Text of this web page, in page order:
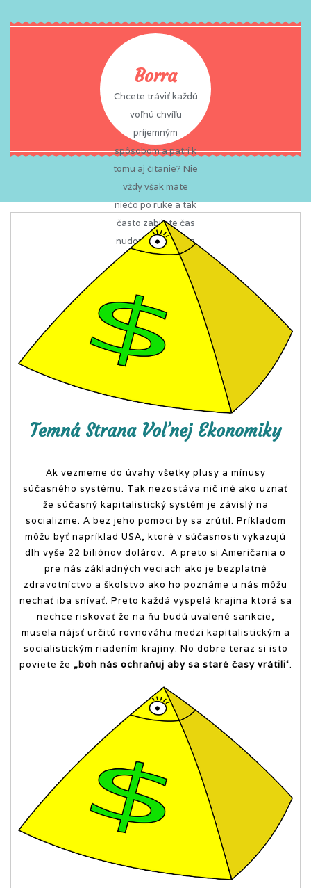
Borra
Chcete tráviť každú
voľnú chvíľu
príjemným
spôsobom a patrí k
tomu aj čítanie? Nie
vždy však máte
niečo po ruke a tak
často zabíjate čas
nudou? To sa vám
už nemôže stať,
pretože na vás vždy
a všade čaká
obsahovo nabitý
online magazín.
Temná Strana Voľnej Ekonomiky
Ak vezmeme do úvahy všetky plusy a mínusy
súčasného systému. Tak nezostáva nič iné ako uznať
že súčasný kapitalistický systém je závislý na
socializme. A bez jeho pomoci by sa zrútil. Príkladom
môžu byť napríklad USA, ktoré v súčasnosti vykazujú
dlh vyše 22 biliónov dolárov. A preto si Američania o
pre nás základných veciach ako je bezplatné
zdravotníctvo a školstvo ako ho poznáme u nás môžu
nechať iba snívať. Preto každá vyspelá krajina ktorá sa
nechce riskovať že na ňu budú uvalené sankcie,
musela nájsť určitú rovnováhu medzi kapitalistickým a
socialistickým riadením krajiny. No dobre teraz si isto
poviete že „boh nás ochraňuj aby sa staré časy vrátili‘.